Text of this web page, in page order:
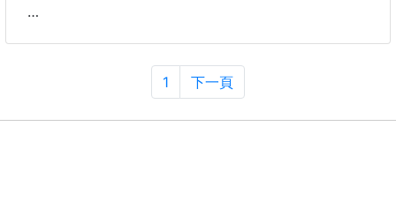
下單連結
https://xn--gjmommy-
cw3l58tzd060lqg4cqe7c.shop2000.com.tw/produ
※廠商控價…零售價不可低於$85
1 下一頁